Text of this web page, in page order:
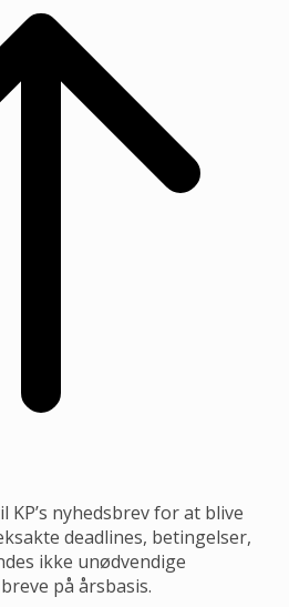
nyhedsbrev for at blive
deadlines, betingelser,
ikke unødvendige
på årsbasis.